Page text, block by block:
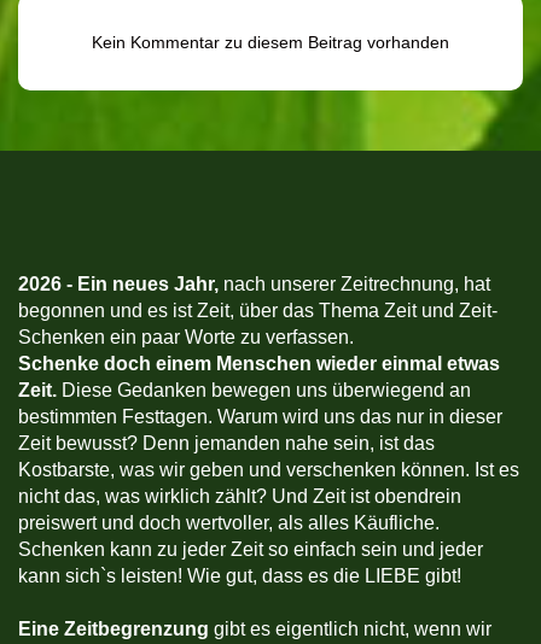
Kein Kommentar zu diesem Beitrag vorhanden
2026 - Ein neues Jahr, nach unserer Zeitrechnung, hat
begonnen und es ist Zeit, über das Thema Zeit und Zeit-
Schenken ein paar Worte zu verfassen.
Schenke doch einem Menschen wieder einmal etwas
Zeit. Diese Gedanken bewegen uns überwiegend an
bestimmten Festtagen. Warum wird uns das nur in dieser
Zeit bewusst? Denn jemanden nahe sein, ist das
Kostbarste, was wir geben und verschenken können. Ist es
nicht das, was wirklich zählt? Und Zeit ist obendrein
preiswert und doch wertvoller, als alles Käufliche.
Schenken kann zu jeder Zeit so einfach sein und jeder
kann sich`s leisten! Wie gut, dass es die LIEBE gibt!
Eine Zeitbegrenzung gibt es eigentlich nicht, wenn wir